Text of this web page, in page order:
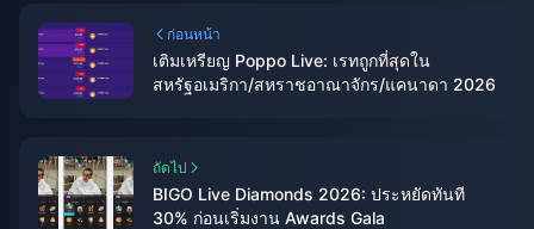
ก่อนหน้า
เติมเหรียญ Poppo Live: เรทถูกที่สุดใน
สหรัฐอเมริกา/สหราชอาณาจักร/แคนาดา 2026
ถัดไป
BIGO Live Diamonds 2026: ประหยัดทันที
30% ก่อนเริ่มงาน Awards Gala